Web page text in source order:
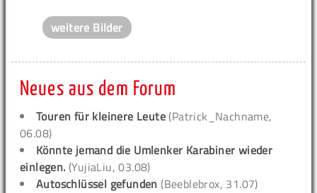
weitere Bilder
Neues aus dem Forum
Touren für kleinere Leute (Patrick_Nachname,
06.08)
Könnte jemand die Umlenker Karabiner wieder
einlegen. (YujiaLiu, 03.08)
Autoschlüssel gefunden (Beeblebrox, 31.07)